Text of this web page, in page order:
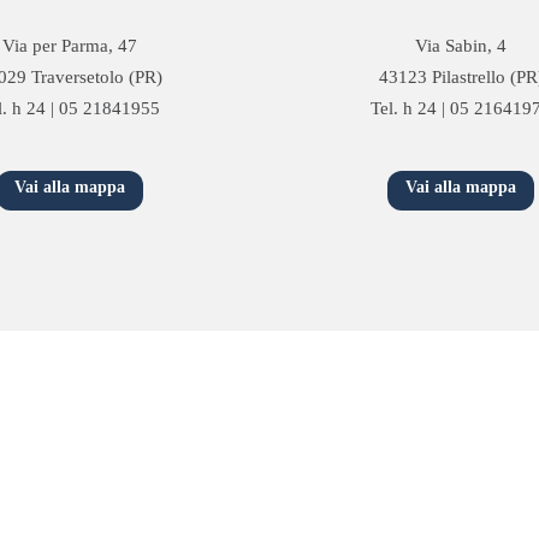
Via per Parma, 47
Traversetolo (PR)
h 24 | 05 21841955
Vai alla mappa
Via Sabin, 4
43123 Pilastrello
Tel. h 24 | 05
Vai alla mappa